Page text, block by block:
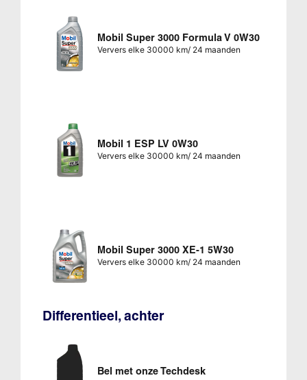
Mobil Super 3000 Formula V 0W30
Ververs elke 30000 km/ 24 maanden
Mobil 1 ESP LV 0W30
Ververs elke 30000 km/ 24 maanden
Mobil Super 3000 XE-1 5W30
Ververs elke 30000 km/ 24 maanden
Differentieel, achter
Bel met onze Techdesk